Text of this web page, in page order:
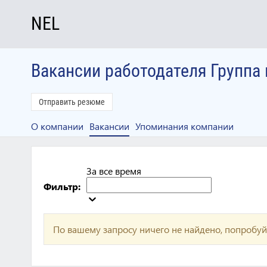
NEL
Вакансии работодателя
Отправить резюме
О компании Вакансии Упоминания компании
Фильтр:
За все время
По вашему запросу ничего не найдено,